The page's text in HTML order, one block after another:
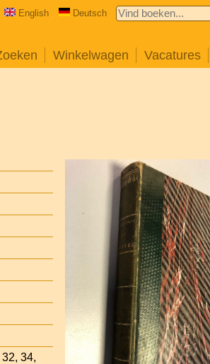
English Deutsch
Winkelwagen Vacatures
34,